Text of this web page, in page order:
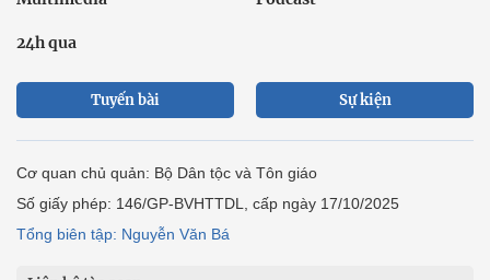
24h qua
Tuyến bài Sự kiện
Cơ quan chủ quản: Bộ Dân tộc và Tôn giáo
Số giấy phép: 146/GP-BVHTTDL, cấp ngày 17/10/2025
Tổng biên tập: Nguyễn Văn Bá